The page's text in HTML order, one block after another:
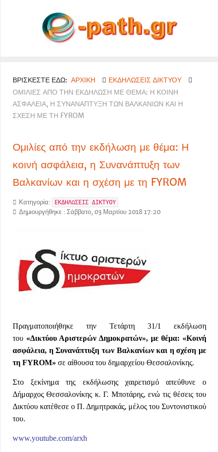
ΒΡΊΣΚΕΣΤΕ ΕΔΏ: ΑΡΧΙΚΉ
ΕΚΔΗΛΏΣΕΙΣ ΔΙΚΤΎΟΥ
ΟΜΙΛΊΕΣ ΑΠΌ ΤΗΝ ΕΚΔΉΛΩΣΗ ΜΕ ΘΈΜΑ: Η ΚΟΙΝΉ
ΑΣΦΆΛΕΙΑ, Η ΣΥΝΑΝΆΠΤΥΞΗ ΤΩΝ ΒΑΛΚΑΝΊΩΝ ΚΑΙ Η
ΣΧΈΣΗ ΜΕ ΤΗ FYROM
Ομιλίες από την εκδήλωση με θέμα: Η
κοινή ασφάλεια, η Συνανάπτυξη των
Βαλκανίων και η σχέση με τη FYROM
Κατηγορία: ΕΚΔΗΛΩΣΕΙΣ ΔΙΚΤΥΟΥ
Δημιουργήθηκε : Σάββατο, 03 Μαρτίου 2018 17:20
Πραγματοποιήθηκε την Τετάρτη 31/1 εκδήλωση
του «Δικτύου Αριστερών Δημοκρατών», με θέμα: «Κοινή
ασφάλεια, η Συνανάπτυξη των Βαλκανίων και η σχέση με
τη FYROM» σε αίθουσα του δημαρχείου Θεσσαλονίκης.
Στο ξεκίνημα της εκδήλωσης χαιρετισμό απεύθυνε ο
Δήμαρχος Θεσσαλονίκης κ. Γ. Μποτάρης, ενώ τις θέσεις του
Δικτύου κατέθεσε ο Π. Δημητρακάς, μέλος του Συντονιστικού
του.
www.youtube.com/arxh